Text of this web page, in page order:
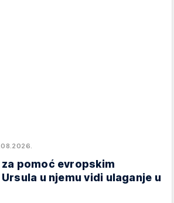
pomoć evropskim
u njemu vidi ulaganje u